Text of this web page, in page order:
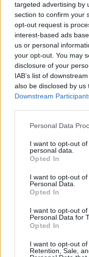
targeted advertising by
section to confirm your
opt-out request is
interest-based ads
us or personal
your opt-out. You may
disclosure of your
IAB’s list of
also be disclosed by
Downstream
Personal Data
I want to opt-out
personal data.
Opted In
I want to opt-out
Personal Data.
Opted In
I want to opt-out
Personal Data for
Opted In
I want to opt-out of
Retention, Sale,
Festes 31
Entrevistes
31
31
DEIXA UNA